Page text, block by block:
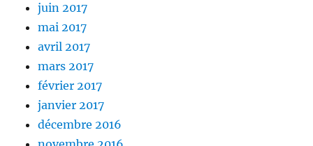
juin 2017
mai 2017
avril 2017
mars 2017
février 2017
janvier 2017
décembre 2016